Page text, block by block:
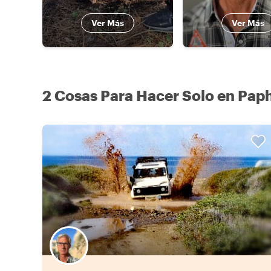
Ver Más Ver Más
2 Cosas Para Hacer Solo en